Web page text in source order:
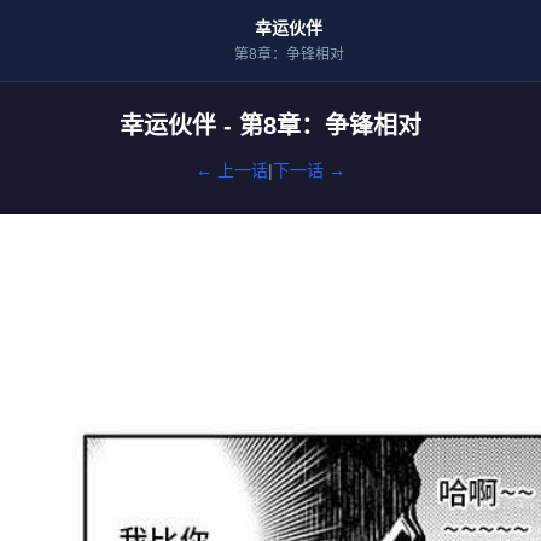
幸运伙伴
第8章：争锋相对
幸运伙伴 - 第8章：争锋相对
← 上一话|下一话 →